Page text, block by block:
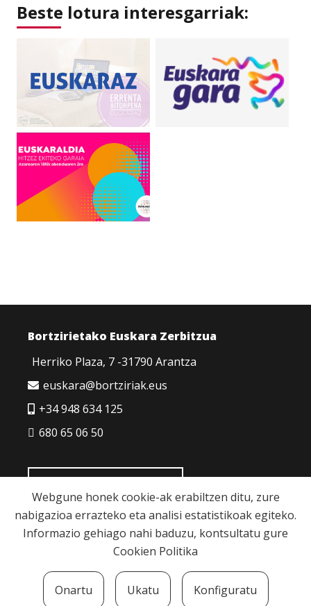
Beste lotura interesgarriak:
Bortzirietako Euskara Zerbitzua
Herriko Plaza, 7 -31790 Arantza
euskara@bortziriak.eus
+34 948 634 125
680 65 06 50
Cookie politika | Pribatutasun politika |
Lege
oharra
Webgune honek cookie-ak erabiltzen ditu, zure
nabigazioa errazteko eta analisi estatistikoak egiteko.
Informazio gehiago nahi baduzu, kontsultatu gure
Cookien Politika
Onartu Ukatu Konfiguratu